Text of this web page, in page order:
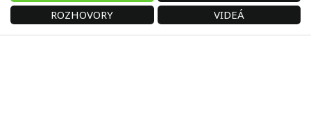
ROZHOVORY
VIDEÁ